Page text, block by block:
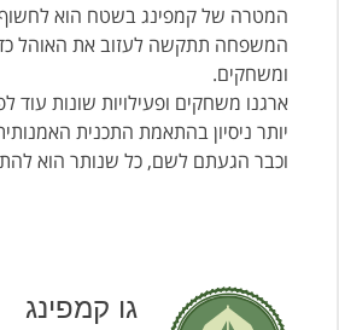
המטרה של קמפינג בשטח הוא לחשוף
המשפחה תתקשה לעזוב את האוהל כדי
ומשחקים.
ארגנו משחקים ופעילויות שונות
יותר ניסיון בהתאמת התכנית
וכבר הגעתם לשם, כל שנותר הוא
גו קמפינג